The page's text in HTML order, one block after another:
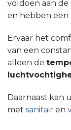
voldoen aan de
en hebben een
Ervaar het
van een
alleen de
Daarnaast kan
met sanitair en